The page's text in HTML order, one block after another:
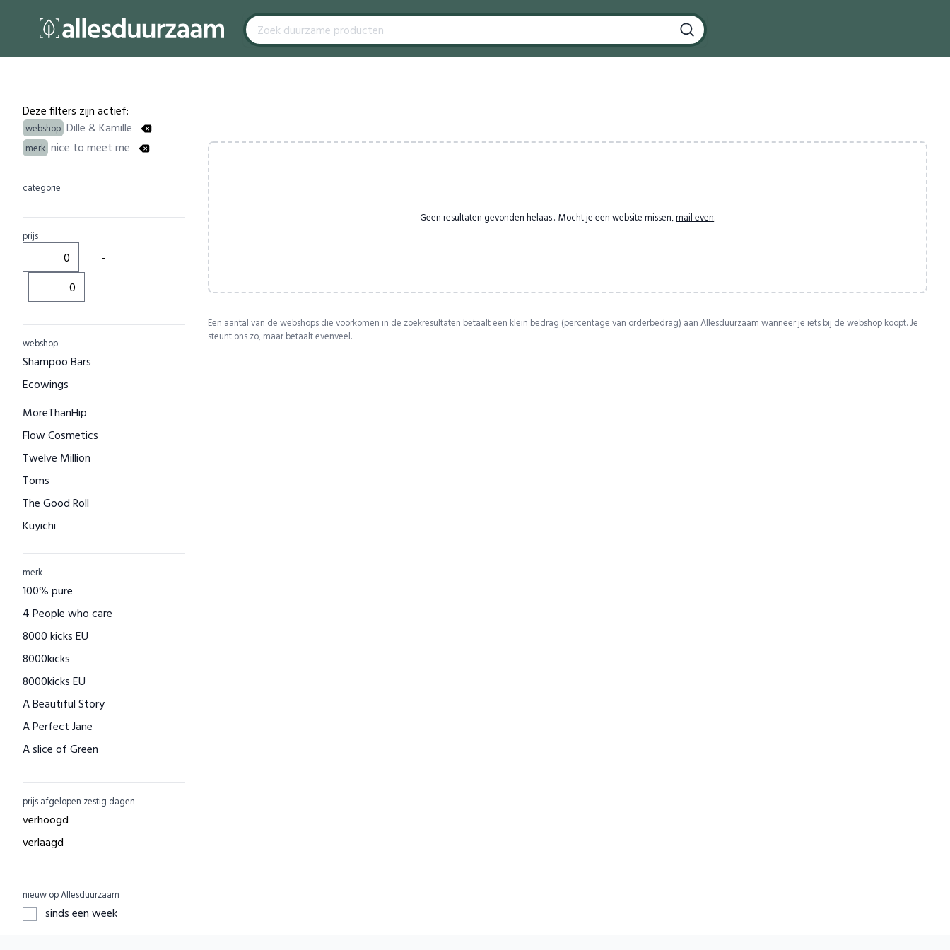
Filters
Deze filters zijn actief:
webshop Dille & Kamille
merk nice to meet me
categorie
prijs
-
webshop
Shampoo Bars
Ecowings
MoreThanHip
Flow Cosmetics
Twelve Million
Toms
The Good Roll
Kuyichi
Bamigo
CAYBOO
Green Jump
Houtenspeelgoed-shop.nl
Menstruatiecups.nl
Natural Heroes
Waschbär
Big Green Smile
Little Indians
GreenPicnic
Nature's Gift
Dille & Kamille
ZO Schoon
Yarrah
merk
100% pure
4 People who care
8000 kicks EU
8000kicks
8000kicks EU
A Beautiful Story
A Perfect Jane
A slice of Green
ACBC
ACE
ADUH
AGAZI
prijs afgelopen zestig dagen
verhoogd
verlaagd
nieuw op Allesduurzaam
sinds een week
Geen resultaten gevonden helaas... Mocht je een website missen,mail even.
Een aantal van de webshops die voorkomen in de zoekresultaten betaalt een klein bedrag (percentage van orderbedrag) aan Allesduurzaam wanneer je iets bij de webshop koopt. Je
steunt ons zo, maar betaalt evenveel.